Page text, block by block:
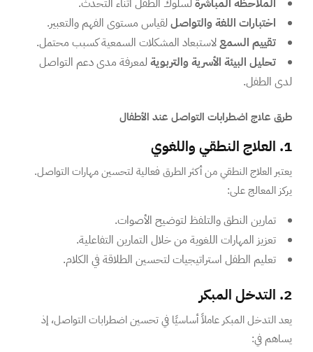
الملاحظة المباشرة لسلوك الطفل أثناء التحدث.
اختبارات اللغة والتواصل لقياس مستوى الفهم والتعبير.
تقييم السمعلاستبعاد المشكلات السمعية كسبب محتمل.
تحليل البيئة الأسرية والتربوية لمعرفة مدى دعم التواصل
لدى الطفل.
طرق علاج اضطرابات التواصل عند الأطفال
1. العلاج النطقي واللغوي
يعتبر العلاج النطقي من أكثر الطرق فعالية لتحسين مهارات التواصل.
يركز المعالج على:
تمارين النطق والتلفظ لتوضيح الأصوات.
تعزيز المهارات اللغوية من خلال التمارين التفاعلية.
تعليم الطفل استراتيجيات لتحسين الطلاقة في الكلام.
2. التدخل المبكر
يعد التدخل المبكر عاملاً أساسيًا في تحسين اضطرابات التواصل، إذ
يساهم في: